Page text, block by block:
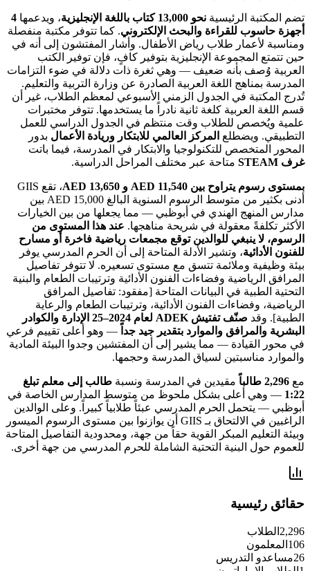
تضم المكتبة الرئيسية نحو 13,000 كتاب باللغة الإنجليزية ، ويدعمها 4
أجهزة حاسوب للقراءة والبحث الإلكتروني. كما تتوفر مكتبة منفصلة
ومناسبة لأعمار طلاب رياض الأطفال. وأشار المفتشون إلى أنه في
حين تتمتع المجموعة الإنجليزية بتوفير كافٍ، فإن توفير الكتب
العربية وُصف بأنه ضعيف — وهي ثغرة ذات دلالة في ضوء التزامات
المدرسة بمناهج اللغة العربية الصادرة عن وزارة التربية والتعليم.
تُدرج المكتبة في الجدول الزمني الأسبوعي لمعظم الطلاب، غير أن
قسم اللغة العربية كلغة ثانية نادراً ما يستخدمها. تتوفر مختبرات
علمية ويُخصص للطلاب وقت منتظم في الجدول الدراسي للعمل
التطبيقي. ويضطلع المركز العالمي للابتكار وريادة الأعمال بدور
المحور المتخصص للتكنولوجيا والابتكار في المدرسة، فيما باتت
غرف STEAM
متاحة عبر مختلف المراحل الدراسية.
بمستوى رسوم يتراوح بين AED 11,540 و AED 13,650
، تقع GIIS
أدنى بكثير من متوسط الرسوم السنوية البالغ AED 15,000 بين
مدارس المنهج الهندي في أبوظبي — مما يجعلها من بين الخيارات
الأكثر تكلفةً معقولة في شريحة مناهجها. عند هذا المستوى من
الرسوم، لا ينبغي للوالدين توقع مجمعات رياضية فاخرة أو مسارح
للفنون الأدائية، وتشير الأدلة المتاحة إلى أن الحرم المدرسي يوفر
بيئة وظيفية وملائمة تتسق مع مستوى تسعيره. لا تتوفر تفاصيل
المرافق الرياضية وفضاءات الفنون الأدائية وترتيبات الطعام والبنية
التحتية الطبية في البيانات المتاحة [مفقود: تفاصيل المرافق
الرياضية، وفضاءات الفنون الأدائية، وترتيبات الطعام والرعاية
الطبية]. وقد
صنّف تفتيش ADEK لعام 2024–25 الإدارة والكوادر
البشرية والمرافق والموارد بتقدير جيد جداً — وهو أعلى تقييم فرعي
في محور القيادة — مما يشير إلى أن المفتشين وجدوا البيئة المادية
والموارد مناسبتين لسياق المدرسة وحجمها.
مع 2,296 طالباً مقيدين في المدرسة ونسبة طالب إلى معلم تبلغ
1:22 — وهي أعلى بشكل ملحوظ من متوسط المدارس الخاصة في
أبوظبي — يتحمل الحرم المدرسي عبئاً طلابياً كبيراً. وعلى الوالدين
الراغبين في الالتحاق بـ GIIS أن يوازنوا بين مستوى الرسوم الميسور
وبيئة التعليم المبكر القوية حقاً من جهة، ومحدودية التفاصيل المتاحة
للعموم حول البنية التحتية الشاملة للحرم المدرسي من جهة أخرى.
حقائق رئيسية
2,296 الطلاب
106 المعلمون
26مساعدو التدريس